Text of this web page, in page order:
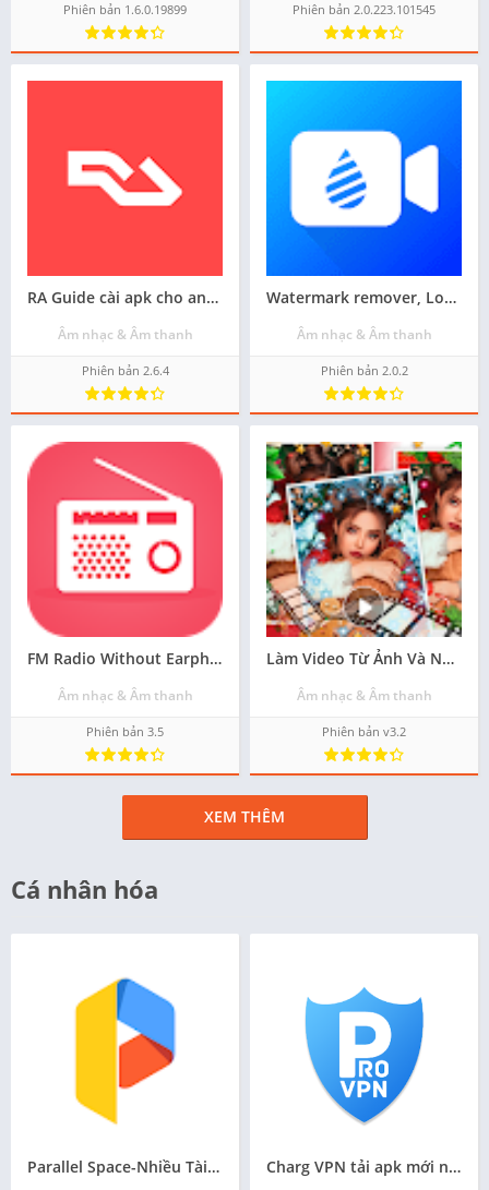
Phiên bản 1.6.0.19899 Phiên bản 2.0.223.101545
RA Guide cài apk cho android - Miễn phí
Âm nhạc & Âm thanh
Phiên bản 2.6.4
Watermark remover, Logo eraser tải phiên bản android mới nhất - Miễn phí
Âm nhạc & Âm thanh
Phiên bản 2.0.2
FM Radio Without Earphone tải ứng dụng trên android - Miễn phí
Âm nhạc & Âm thanh
Phiên bản 3.5
Làm Video Từ Ảnh Và Nhạc các ứng dụng hay cho android apk - Tải về
Âm nhạc & Âm thanh
Phiên bản v3.2
XEM THÊM
Cá nhân hóa
Parallel Space-Nhiều Tài khoản tải phiên bản android mới nhất Charg VPN tải apk mới nhất - Miễn phí